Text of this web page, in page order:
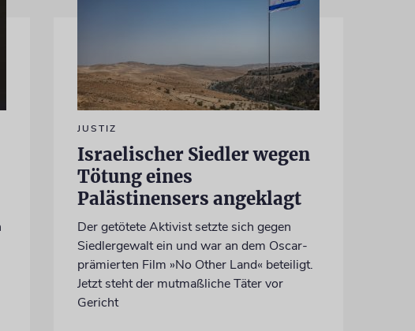
JUSTIZ
Israelischer Siedler wegen
Tötung eines
Palästinensers angeklagt
Der getötete Aktivist setzte sich gegen
Siedlergewalt ein und war an dem Oscar-
prämierten Film »No Other Land« beteiligt.
Jetzt steht der mutmaßliche Täter vor
Gericht